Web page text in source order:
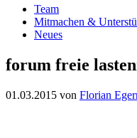
Team
Mitmachen &
Neues
forum freie
01.03.2015 von Florian